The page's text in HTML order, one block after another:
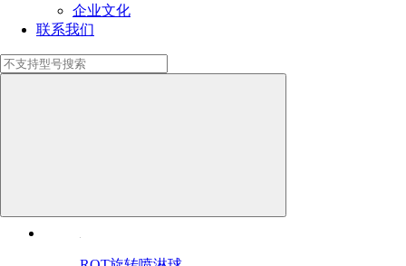
企业文化
联系我们
反应釜移动式清洗车高效轻松搞定釜清洗作业
工业喷嘴选型要点
罐内清洗器的工作原理及应用行业